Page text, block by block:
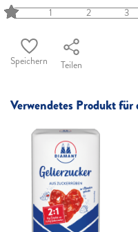
1 2 3
Speichern Teilen
Verwendetes Produkt für